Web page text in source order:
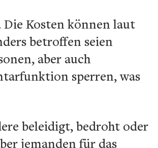
Die Kosten können laut
betroffen seien
aber auch
sperren, was
beleidigt, bedroht oder
jemanden für das